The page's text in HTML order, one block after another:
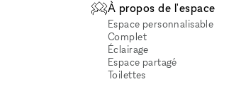
À propos de l'espace
Espace personnalisable
Complet
Éclairage
Espace partagé
Toilettes